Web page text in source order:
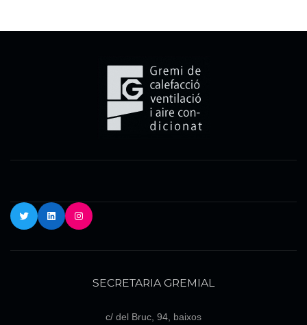
TwitterLinkedInInstagram
SECRETARIA GREMIAL
c/ del Bruc, 94, baixos